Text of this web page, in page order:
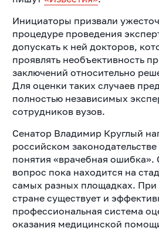
Инициаторы призвали
процедуре проведения
допускать к ней докторов,
проявлять необъективность
заключений относительно
Для оценки таких случаев
полностью независимых
сотрудников вузов.
Сенатор Владимир Круглый
российском законодательстве
понятия «врачебная ошибка».
вопрос пока находится на
самых разных площадках. При
стране существует и
профессиональная система
оказания медицинской